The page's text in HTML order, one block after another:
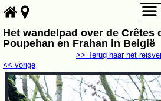
Het wandelpad over de Crêtes
Poupehan en Frahan in België
<< vorige
>> Terug naar het